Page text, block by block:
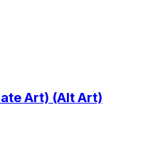
Art) (Alt Art)